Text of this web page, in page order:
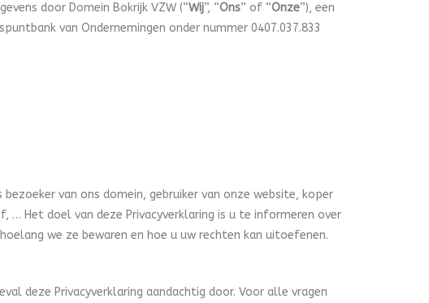
door Domein Bokrijk VZW (“Wij”, “Ons” of “Onze”), een
van Ondernemingen onder nummer 0407.037.833
van ons domein, gebruiker van onze website, koper
Het doel van deze Privacyverklaring is u te informeren over
we ze bewaren en hoe u uw rechten kan uitoefenen.
deze Privacyverklaring aandachtig door. Voor alle vragen